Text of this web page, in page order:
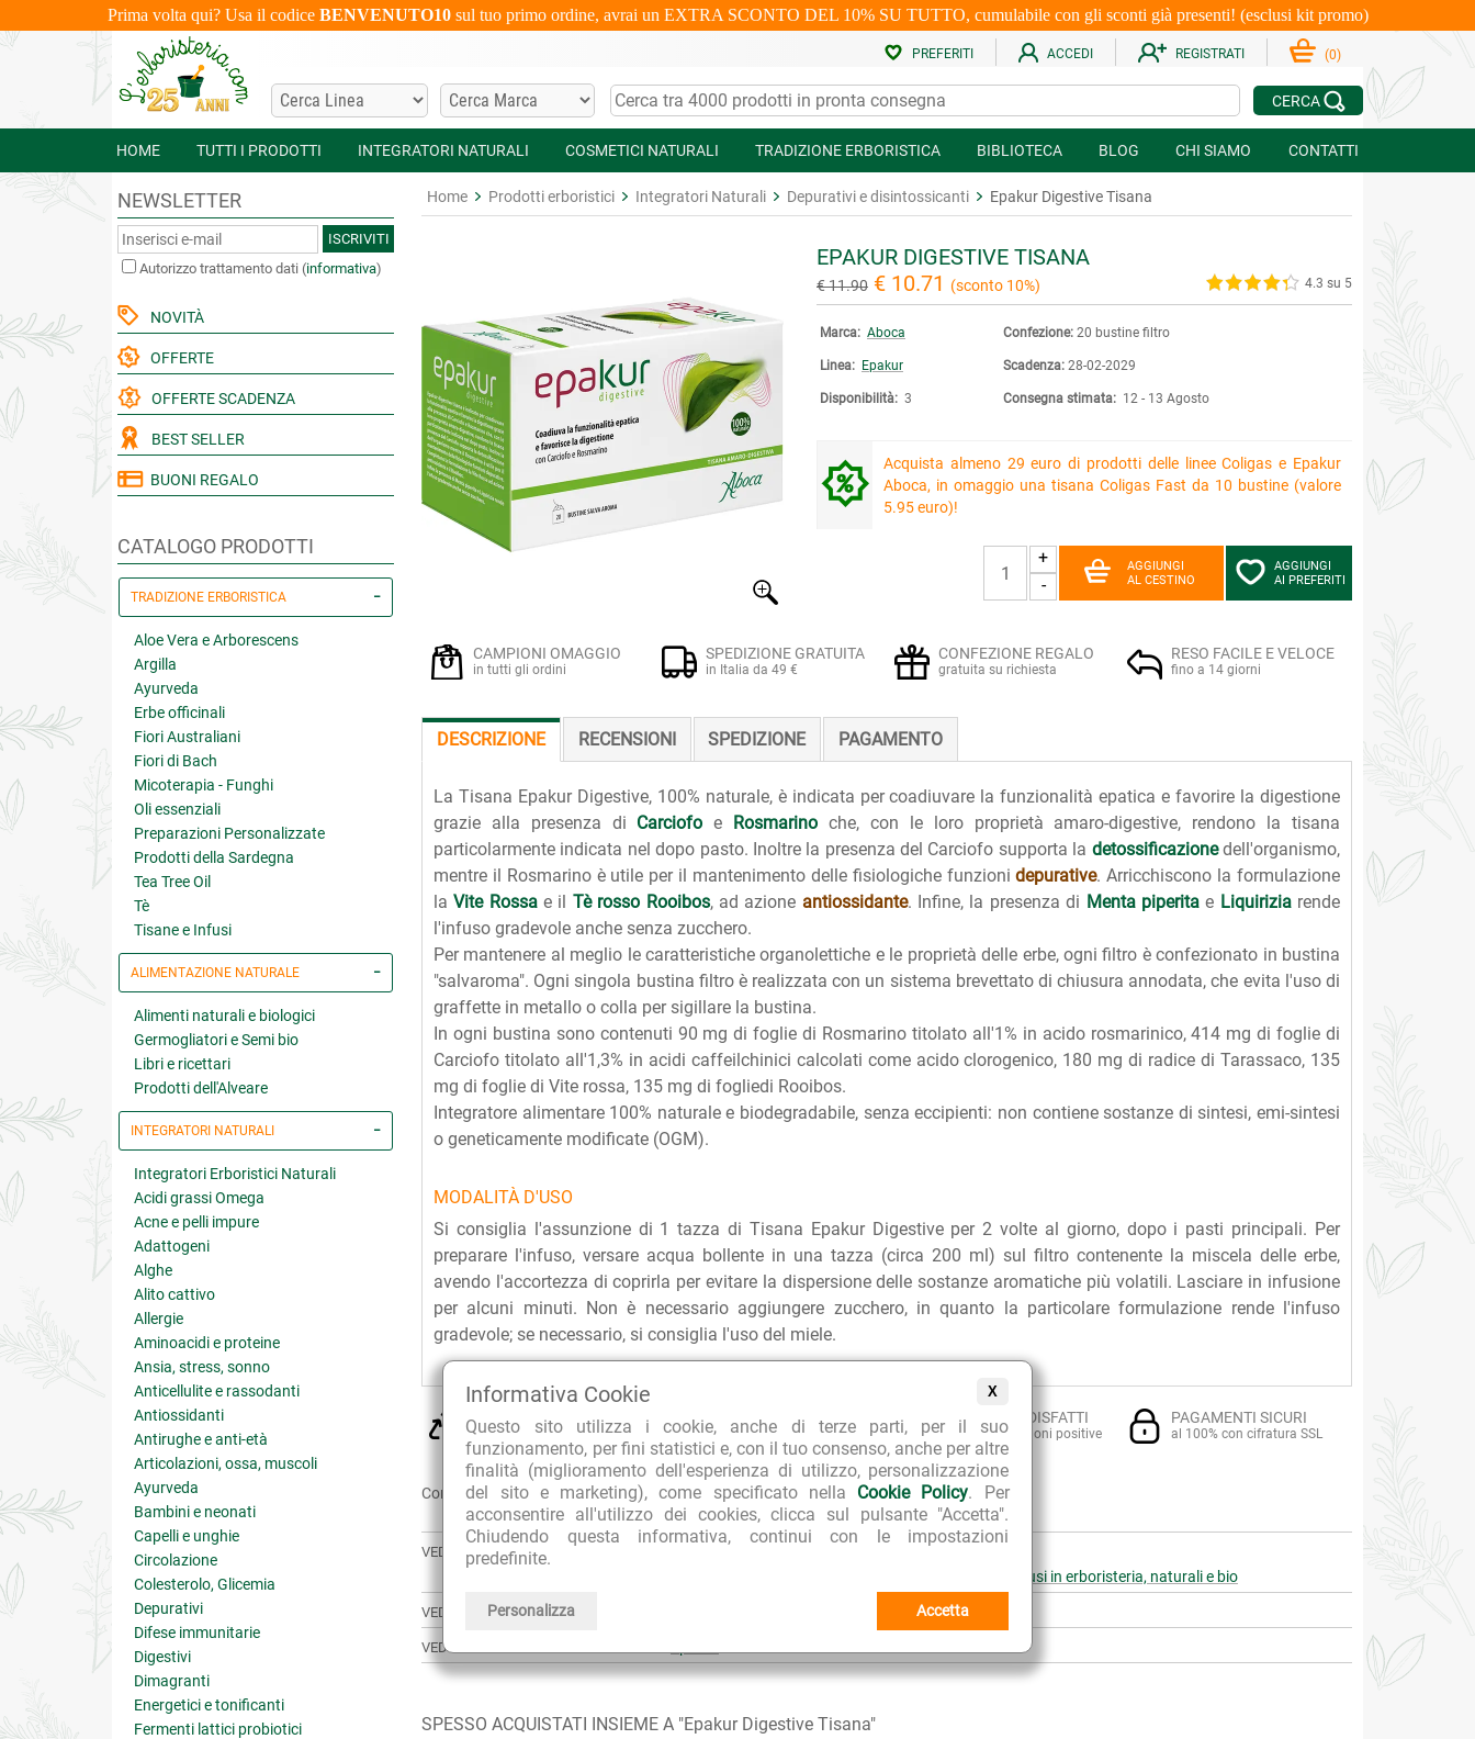
X
Informativa Cookie
Questo sito utilizza i cookie, anche di terze parti, per il suo
funzionamento, per fini statistici e, con il tuo consenso, anche per altre
finalità (miglioramento dell'esperienza di utilizzo, personalizzazione
del sito e marketing), come specificato nella Cookie Policy. Per
acconsentire all'utilizzo dei cookies, clicca sul pulsante "Accetta".
Chiudendo questa informativa, continui con le impostazioni
predefinite.
Personalizza Accetta
Prima volta qui? Usa il codice BENVENUTO10sul tuo primo ordine, avrai un EXTRA SCONTO DEL 10% SU TUTTO, cumulabile con gli sconti già presenti! (esclusi kit promo)
PREFERITI ACCEDI REGISTRATI (0)
CERCA
HOME TUTTI I PRODOTTI INTEGRATORI NATURALI COSMETICI NATURALI TRADIZIONE ERBORISTICA BIBLIOTECA BLOG CHI SIAMO CONTATTI
NEWSLETTER
ISCRIVITI
Autorizzo trattamento dati (informativa)
NOVITÀ
OFFERTE
OFFERTE SCADENZA
BEST SELLER
BUONI REGALO
CATALOGO PRODOTTI
TRADIZIONE ERBORISTICA
Aloe Vera e Arborescens
Argilla
Ayurveda
Erbe officinali
Fiori Australiani
Fiori di Bach
Micoterapia - Funghi
Oli essenziali
Preparazioni Personalizzate
Prodotti della Sardegna
Tea Tree Oil
Tè
Tisane e Infusi
ALIMENTAZIONE NATURALE
Alimenti naturali e biologici
Germogliatori e Semi bio
Libri e ricettari
Prodotti dell'Alveare
INTEGRATORI NATURALI
Integratori Erboristici Naturali
Acidi grassi Omega
Acne e pelli impure
Adattogeni
Alghe
Alito cattivo
Allergie
Aminoacidi e proteine
Ansia, stress, sonno
Anticellulite e rassodanti
Antiossidanti
Antirughe e anti-età
Articolazioni, ossa, muscoli
Ayurveda
Bambini e neonati
Capelli e unghie
Circolazione
Colesterolo, Glicemia
Depurativi
Difese immunitarie
Digestivi
Dimagranti
Energetici e tonificanti
Fermenti lattici probiotici
Home Prodotti erboristici Integratori Naturali Depurativi e disintossicanti Epakur Digestive Tisana
EPAKUR DIGESTIVE TISANA
€ 11.90 € 10.71 (sconto 10%) 4.3 su 5
Marca: Aboca
Linea: Epakur
Disponibilità: 3
Confezione: 20 bustine filtro
Scadenza: 28-02-2029
Consegna stimata: 12 - 13 Agosto
Acquista almeno 29 euro di prodotti delle linee Coligas e Epakur
Aboca, in omaggio una tisana Coligas Fast da 10 bustine (valore
5.95 euro)!
+
-
AGGIUNGI
AL CESTINO
AGGIUNGI
AI PREFERITI
CAMPIONI OMAGGIO
in tutti gli ordini
SPEDIZIONE GRATUITA
in Italia da 49 €
CONFEZIONE REGALO
gratuita su richiesta
RESO FACILE E VELOCE
fino a 14 giorni
DESCRIZIONE RECENSIONI SPEDIZIONE PAGAMENTO
La Tisana Epakur Digestive, 100% naturale, è indicata per coadiuvare la funzionalità epatica e favorire la digestione
grazie alla presenza di Carciofo e Rosmarino che, con le loro proprietà amaro-digestive, rendono la tisana
particolarmente indicata nel dopo pasto. Inoltre la presenza del Carciofo supporta la detossificazionedell'organismo,
mentre il Rosmarino è utile per il mantenimento delle fisiologiche funzionidepurative. Arricchiscono la formulazione
laVite Rossae il Tè rosso Rooibos, ad azione antiossidante. Infine, la presenza di Menta piperitae Liquiriziarende
l'infuso gradevole anche senza zucchero.
Per mantenere al meglio le caratteristiche organolettiche e le proprietà delle erbe, ogni filtro è confezionato in bustina
"salvaroma". Ogni singola bustina filtro è realizzata con un sistema brevettato di chiusura annodata, che evita l'uso di
graffette in metallo o colla per sigillare la bustina.
In ogni bustina sono contenuti 90 mg di foglie di Rosmarino titolato all'1% in acido rosmarinico, 414 mg di foglie di
Carciofo titolato all'1,3% in acidi caffeilchinici calcolati come acido clorogenico, 180 mg di radice di Tarassaco, 135
mg di foglie di Vite rossa, 135 mg di fogliedi Rooibos.
Integratore alimentare 100% naturale e biodegradabile, senza eccipienti: non contiene sostanze di sintesi, emi-sintesi
o geneticamente modificate (OGM).
MODALITÀ D'USO
Si consiglia l'assunzione di 1 tazza di Tisana Epakur Digestive per 2 volte al giorno, dopo i pasti principali. Per
preparare l'infuso, versare acqua bollente in una tazza (circa 200 ml) sul filtro contenente la miscela delle erbe,
avendo l'accortezza di coprirla per evitare la dispersione delle sostanze aromatiche più volatili. Lasciare in infusione
per alcuni minuti. Non è necessario aggiungere zucchero, in quanto la particolare formulazione rende l'infuso
gradevole; se necessario, si consiglia l'uso del miele.
CURA PER L'AMBIENTE
solo imballaggi riciclati
TOP E-COMMERCE 2022
Repubblica Affari&Finanza
CLIENTI SODDISFATTI
99.7% di recensioni positive
PAGAMENTI SICURI
al 100% con cifratura SSL
Condividi:
VEDI ANCHE: Integratori depurativi naturali e Tisane per depurare il fegato
Tisane e Infusi in erboristeria, naturali e bio
VEDI TUTTI I PRODOTTI:
VEDI TUTTI I PRODOTTI DELLA LINEA:
SPESSO ACQUISTATI INSIEME A "Epakur Digestive Tisana"